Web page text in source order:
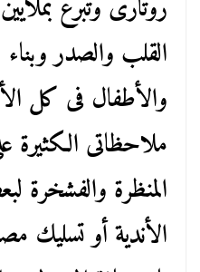
روتارى وتبرع
القلب والصدر
والأطفال فى كل
ملاحظاتى الكثيرة
المنظرة والفشخرة
الأندية أو تسليك